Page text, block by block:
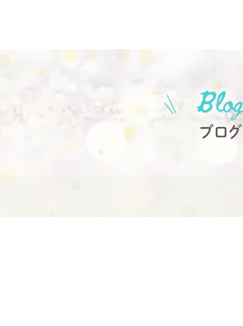
ブログ